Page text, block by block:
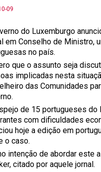
09
do Luxemburgo
em Conselho de Ministro,
no país.
que o assunto seja
implicadas nesta
das Comunidades
de 15 portugueses do
com dificuldades
hoje a edição em
o caso.
intenção de abordar este
citado por aquele jornal.